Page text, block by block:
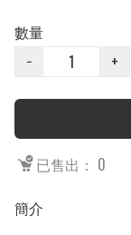
數量
−
+
已售出： 0
簡介